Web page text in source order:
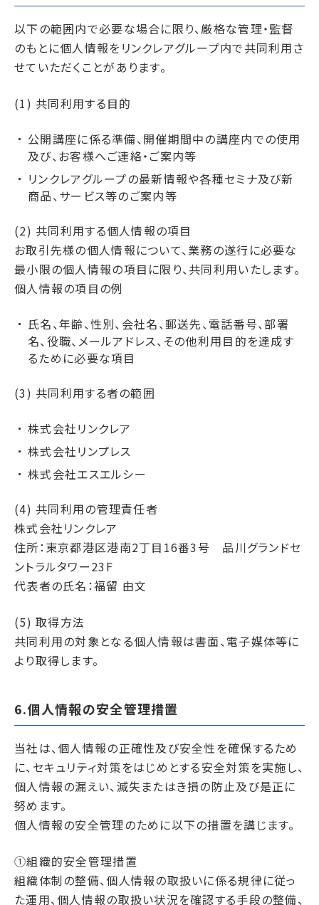
以下の範囲内で必要な場合に限り、厳格な管理・監督
のもとに個人情報をリンクレアグループ内で共同利用さ
せていただくことがあります。
(1) 共同利用する目的
公開講座に係る準備、開催期間中の講座内での使用
及び、お客様へご連絡・ご案内等
リンクレアグループの最新情報や各種セミナ及び新
商品、サービス等のご案内等
(2) 共同利用する個人情報の項目
お取引先様の個人情報について、業務の遂行に必要な
最小限の個人情報の項目に限り、共同利用いたします。
個人情報の項目の例
氏名、年齢、性別、会社名、郵送先、電話番号、部署
名、役職、メールアドレス、その他利用目的を達成す
るために必要な項目
(3) 共同利用する者の範囲
株式会社リンクレア
株式会社リンプレス
株式会社エスエルシー
(4) 共同利用の管理責任者
株式会社リンクレア
住所：東京都港区港南2丁目16番3号 品川グランドセ
ントラルタワー23F
代表者の氏名：福留 由文
(5) 取得方法
共同利用の対象となる個人情報は書面、電子媒体等に
より取得します。
6.個人情報の安全管理措置
当社は、個人情報の正確性及び安全性を確保するため
に、セキュリティ対策をはじめとする安全対策を実施し、
個人情報の漏えい、滅失またはき損の防止及び是正に
努めます。
個人情報の安全管理のために以下の措置を講じます。
①組織的安全管理措置
組織体制の整備、個人情報の取扱いに係る規律に従っ
た運用、個人情報の取扱い状況を確認する手段の整備、